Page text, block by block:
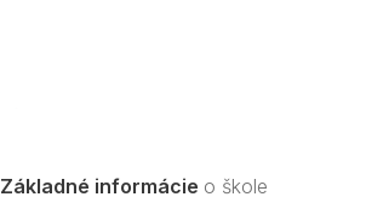
Základné informácie o škole